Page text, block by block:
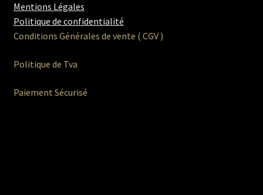
Mentions Légales
Politique de confidentialité
Conditions Générales de vente ( CGV )
Politique de Tva
Paiement Sécurisé